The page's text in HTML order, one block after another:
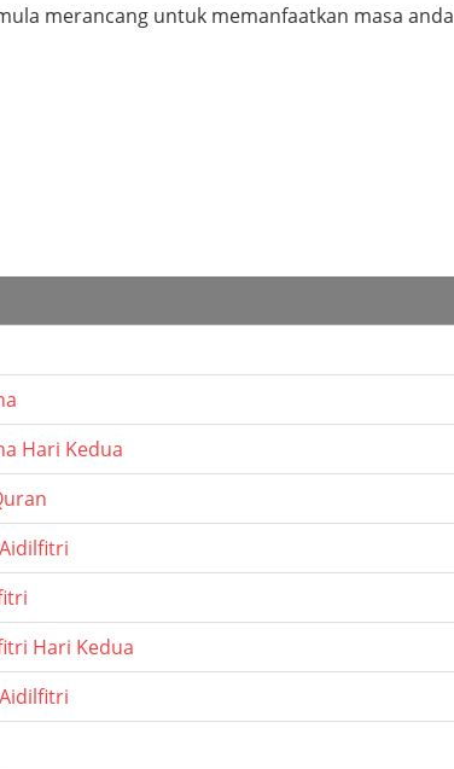
merancang untuk memanfaatkan masa anda
Hari Kedua
Hari Kedua